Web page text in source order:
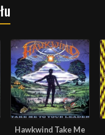
Hawkwind Take Me